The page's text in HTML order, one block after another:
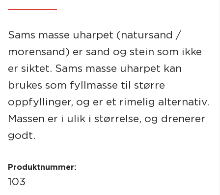
Sams masse uharpet (natursand /
morensand) er sand og stein som ikke
er siktet. Sams masse uharpet kan
brukes som fyllmasse til større
oppfyllinger, og er et rimelig alternativ.
Massen er i ulik i størrelse, og drenerer
godt.
Produktnummer:
103